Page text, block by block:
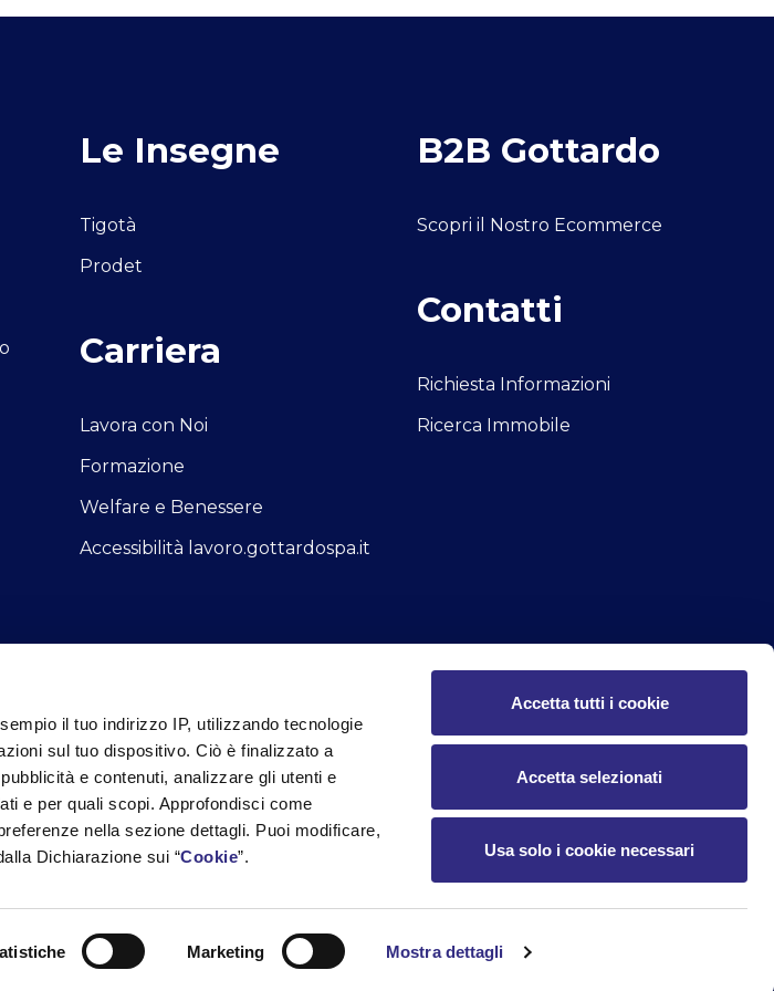
il tuo indirizzo IP, utilizzando tecnologie
sul tuo dispositivo. Ciò è finalizzato a
e contenuti, analizzare gli utenti e
e per quali scopi. Approfondisci come
nella sezione dettagli. Puoi modificare,
Dichiarazione sui “Cookie”.
Marketing Mostra dettagli
Accetta tutti i cookie
Accetta selezionati
Usa solo i cookie necessari
Le Insegne
Tigotà
Prodet
Carriera
Lavora con Noi
Formazione
Welfare e Benessere
Accessibilità lavoro.gottardospa.it
B2B Gottardo
Scopri il Nostro Ecommerce
Contatti
Richiesta Informazioni
Ricerca Immobile
Informativa Privacy ai Clienti Accessibilità
Cap. Soc. 1.000.000 Euro i.v